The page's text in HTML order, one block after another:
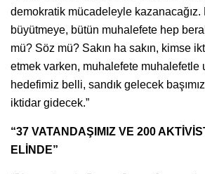
demokratik mücadeleyle kazanacağız.
büyütmeye, bütün muhalefete hep
mü? Söz mü? Sakın ha sakın, kimse
etmek varken, muhalefete muhalefetle
hedefimiz belli, sandık gelecek
iktidar gidecek.”
“37 VATANDAŞIMIZ VE 200
ELİNDE”